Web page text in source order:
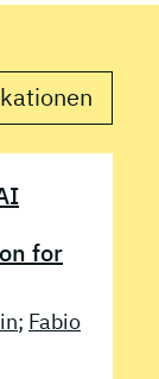
for
; Fabio